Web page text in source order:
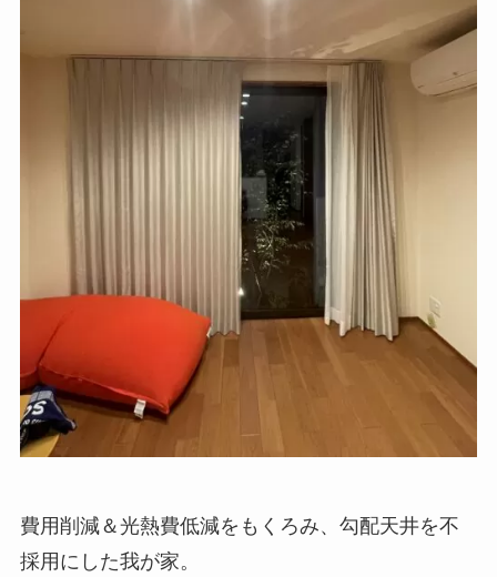
費用削減＆光熱費低減をもくろみ、勾配天井を不
採用にした我が家。